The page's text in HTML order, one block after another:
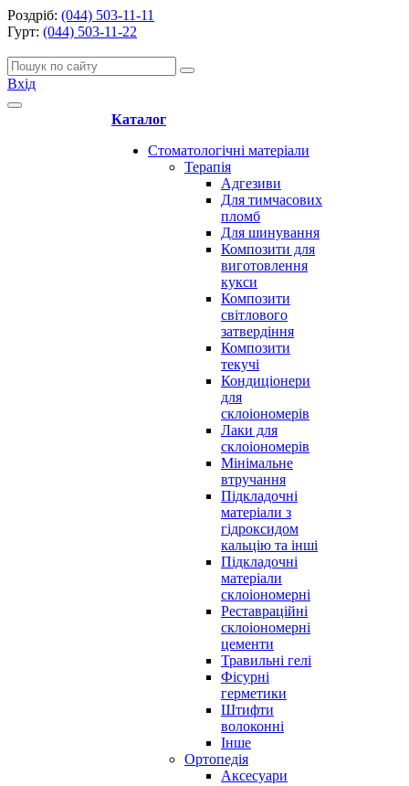
Роздріб: (044) 503-11-11
Гурт: (044) 503-11-22
Вхід
Каталог
Стоматологічні матеріали
Терапія
Адгезиви
Для тимчасових
пломб
Для шинування
Композити для
виготовлення
кукси
Композити
світлового
затвердіння
Композити
текучі
Кондиціонери
для
склоіономерів
Лаки для
склоіономерів
Мінімальне
втручання
Підкладочні
матеріали з
гідроксидом
кальцію та інші
Підкладочні
матеріали
склоіономерні
Реставраційні
склоіономерні
цементи
Травильні гелі
Фісурні
герметики
Штифти
волоконні
Інше
Ортопедія
Аксесуари